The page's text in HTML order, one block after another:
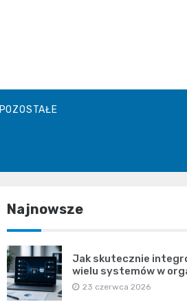
POZOSTAŁE
Najnowsze
Jak skutecznie
wielu systemów w
23 czerwca 2026